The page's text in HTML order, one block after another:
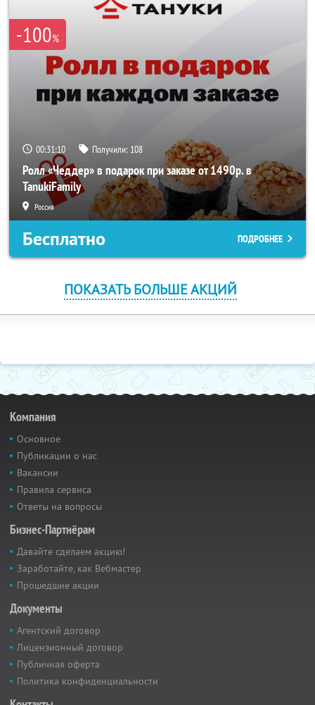
-100%
00:31:10 Получили: 108
Ролл «Чеддер» в подарок при заказе от 1490р. в
TanukiFamily
Россия
Бесплатно ПОДРОБНЕЕ
ПОКАЗАТЬ БОЛЬШЕ АКЦИЙ
Компания
Основное
Публикации о нас
Вакансии
Правила сервиса
Ответы на вопросы
Бизнес-Партнёрам
Давайте сделаем акцию!
Заработайте, как Вебмастер
Прошедшие акции
Документы
Агентский договор
Лицензионный договор
Публичная оферта
Политика конфиденциальности